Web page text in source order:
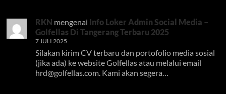
RKN mengenai Info Loker Admin Social Media –
Golfellas Di Tangerang Terbaru 2025
7 JULI 2025
Silakan kirim CV terbaru dan portofolio media sosial
(jika ada) ke website Golfellas atau melalui email
hrd@golfellas.com . Kami akan segera…